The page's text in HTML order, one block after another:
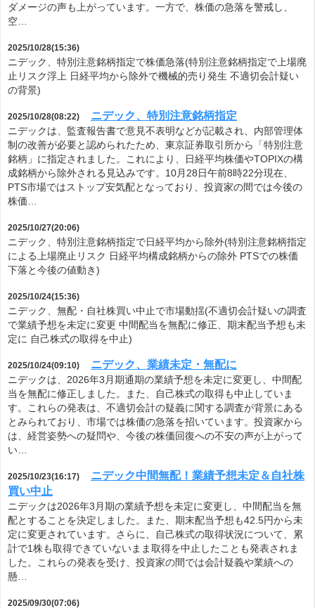
ダメージの声も上がっています。一方で、株価の急落を警戒し、
空…
2025/10/28(15:36)
ニデック、特別注意銘柄指定で株価急落(特別注意銘柄指定で上場廃
止リスク浮上 日経平均から除外で機械的売り発生 不適切会計疑い
の背景)
2025/10/28(08:22) ニデック、特別注意銘柄指定
ニデックは、監査報告書で意見不表明などが記載され、内部管理体
制の改善が必要と認められたため、東京証券取引所から「特別注意
銘柄」に指定されました。これにより、日経平均株価やTOPIXの構
成銘柄から除外される見込みです。10月28日午前8時22分現在、
PTS市場ではストップ安気配となっており、投資家の間では今後の
株価…
2025/10/27(20:06)
ニデック、特別注意銘柄指定で日経平均から除外(特別注意銘柄指定
による上場廃止リスク 日経平均構成銘柄からの除外 PTSでの株価
下落と今後の値動き)
2025/10/24(15:36)
ニデック、無配・自社株買い中止で市場動揺(不適切会計疑いの調査
で業績予想を未定に変更 中間配当を無配に修正、期末配当予想も未
定に 自己株式の取得を中止)
2025/10/24(09:10) ニデック、業績未定・無配に
ニデックは、2026年3月期通期の業績予想を未定に変更し、中間配
当を無配に修正しました。また、自己株式の取得も中止していま
す。これらの発表は、不適切会計の疑義に関する調査が背景にある
とみられており、市場では株価の急落を招いています。投資家から
は、経営姿勢への疑問や、今後の株価回復への不安の声が上がって
い…
2025/10/23(16:17)
ニデック中間無配！業績予想未定＆自社株
買い中止
ニデックは2026年3月期の業績予想を未定に変更し、中間配当を無
配とすることを決定しました。また、期末配当予想も42.5円から未
定に変更されています。さらに、自己株式の取得状況について、累
計で1株も取得できていないまま取得を中止したことも発表されま
した。これらの発表を受け、投資家の間では会計疑義や業績への
懸…
2025/09/30(07:06)